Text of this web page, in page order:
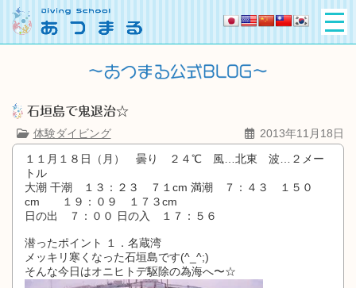
石垣島で鬼退治☆
体験ダイビング
2013年11月18日
１１月１８日（月） 曇り ２４℃ 風…北東 波…２メー
トル
大潮 干潮 １３：２３ ７１cm 満潮 ７：４３ １５０
cm １９：０９ １７３cm
日の出 ７：００ 日の入 １７：５６
潜ったポイント １．名蔵湾
メッキリ寒くなった石垣島です(^_^;)
そんな今日はオニヒトデ駆除の為海へ〜☆